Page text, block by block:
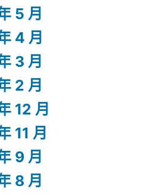
5 月
4 月
3 月
2 月
12 月
11 月
9 月
8 月